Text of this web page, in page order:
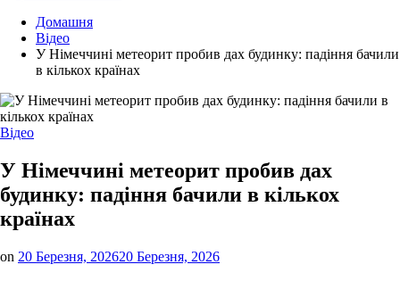
Домашня
Відео
У Німеччині метеорит пробив дах будинку: падіння бачили
в кількох країнах
Опублікувати
Відео
У Німеччині метеорит пробив дах
будинку: падіння бачили в кількох
країнах
on 20 Березня, 202620 Березня, 2026